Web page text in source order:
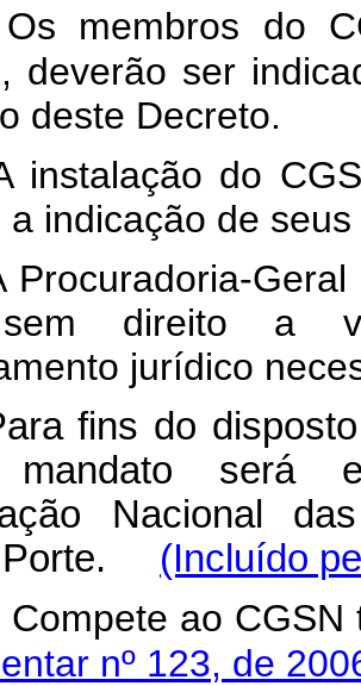
membros do
deverão ser
deste Decreto.
do
a indicação de
Geral
sem direito a
jurídico
fins do
mandato será
Nacional
Porte. (Incluído
Compete ao
nº 123, de